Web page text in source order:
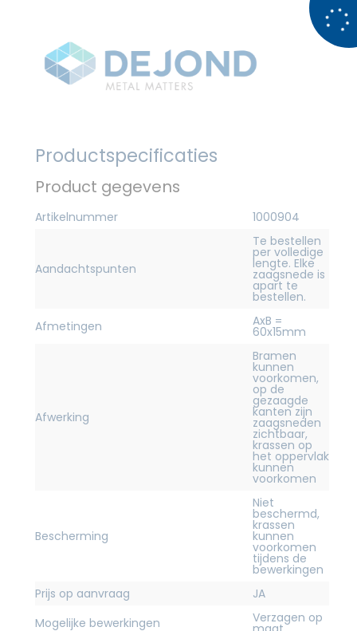
Productspecificaties
Product gegevens
Artikelnummer 1000904
Aandachtspunten
Te bestellen
per volledige
lengte. Elke
zaagsnede is
apart te
bestellen.
Afmetingen
AxB =
60x15mm
Afwerking
Bramen
kunnen
voorkomen,
op de
gezaagde
kanten zijn
zaagsneden
zichtbaar,
krassen op
het oppervlak
kunnen
voorkomen
Bescherming
Niet
beschermd,
krassen
kunnen
voorkomen
tijdens de
bewerkingen
Prijs op aanvraag
JA
Mogelijke bewerkingen
Verzagen op